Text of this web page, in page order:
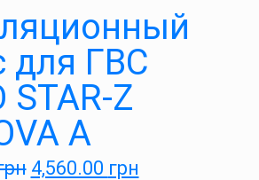
для ГВС
STAR-Z
A
4,560.00 грн